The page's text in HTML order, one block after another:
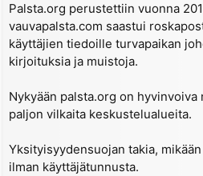
Palsta.org perustettiin vuonna
vauvapalsta.com saastui
käyttäjien tiedoille turvapaikan
kirjoituksia ja muistoja.
Nykyään palsta.org on
paljon vilkaita keskustelualueita.
Yksityisyydensuojan takia,
ilman käyttäjätunnusta.